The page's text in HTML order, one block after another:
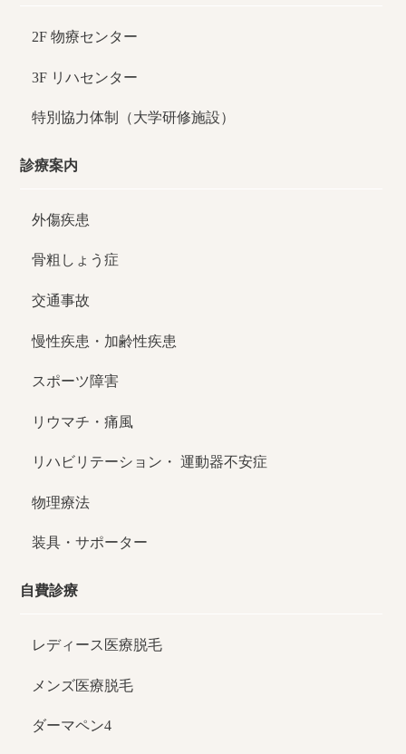
2F 物療センター
3F リハセンター
特別協力体制（大学研修施設）
診療案内
外傷疾患
骨粗しょう症
交通事故
慢性疾患・加齢性疾患
スポーツ障害
リウマチ・痛風
リハビリテーション・ 運動器不安症
物理療法
装具・サポーター
自費診療
レディース医療脱毛
メンズ医療脱毛
ダーマペン4